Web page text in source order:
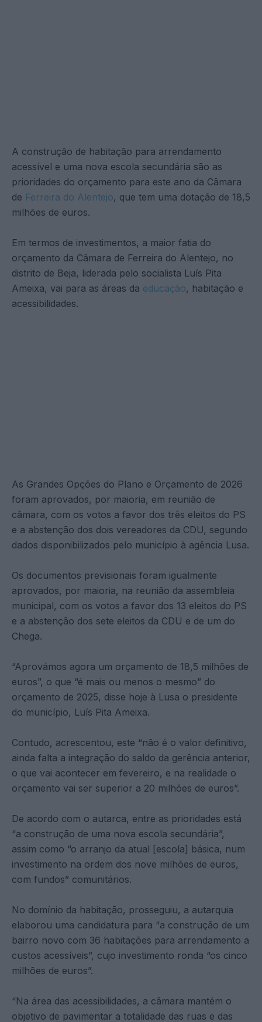
A construção de habitação para arrendamento
acessível e uma nova escola secundária são as
prioridades do orçamento para este ano da Câmara
de Ferreira do Alentejo, que tem uma dotação de 18,5
milhões de euros.
Em termos de investimentos, a maior fatia do
orçamento da Câmara de Ferreira do Alentejo, no
distrito de Beja, liderada pelo socialista Luís Pita
Ameixa, vai para as áreas da educação, habitação e
acessibilidades.
As Grandes Opções do Plano e Orçamento de 2026
foram aprovados, por maioria, em reunião de
câmara, com os votos a favor dos três eleitos do PS
e a abstenção dos dois vereadores da CDU, segundo
dados disponibilizados pelo município à agência Lusa.
Os documentos previsionais foram igualmente
aprovados, por maioria, na reunião da assembleia
municipal, com os votos a favor dos 13 eleitos do PS
e a abstenção dos sete eleitos da CDU e de um do
Chega.
“Aprovámos agora um orçamento de 18,5 milhões de
euros”, o que “é mais ou menos o mesmo” do
orçamento de 2025, disse hoje à Lusa o presidente
do município, Luís Pita Ameixa.
Contudo, acrescentou, este “não é o valor definitivo,
ainda falta a integração do saldo da gerência anterior,
o que vai acontecer em fevereiro, e na realidade o
orçamento vai ser superior a 20 milhões de euros”.
De acordo com o autarca, entre as prioridades está
“a construção de uma nova escola secundária”,
assim como “o arranjo da atual [escola] básica, num
investimento na ordem dos nove milhões de euros,
com fundos” comunitários.
No domínio da habitação, prosseguiu, a autarquia
elaborou uma candidatura para “a construção de um
bairro novo com 36 habitações para arrendamento a
custos acessíveis”, cujo investimento ronda “os cinco
milhões de euros”.
“Na área das acessibilidades, a câmara mantém o
objetivo de pavimentar a totalidade das ruas e das